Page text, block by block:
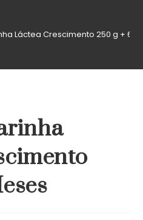
Láctea Crescimento 250 g + 6